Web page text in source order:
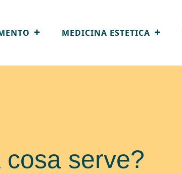
MEDICINA ESTETICA
cosa serve?